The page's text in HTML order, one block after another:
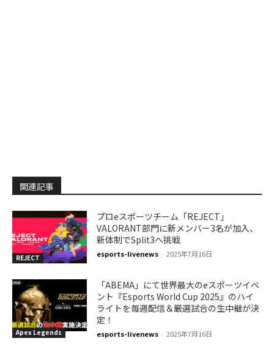
関連記事
REJECT
プロeスポーツチーム「REJECT」
VALORANT部門に新メンバー3名が加入、
新体制でSplit3へ挑戦
esports-livenews - 2025年7月16日
Apex Legends
「ABEMA」にて世界最大のeスポーツイベ
ント『Esports World Cup 2025』のハイ
ライトを毎週配信＆厳選試合の生中継が決
定！
esports-livenews - 2025年7月16日